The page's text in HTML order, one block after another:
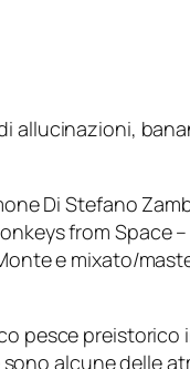
allucinazioni,
Di Stefano
from
e mixato/
pesce
alcune delle